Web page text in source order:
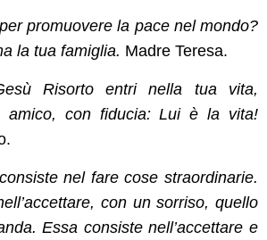
promuovere la pace nel mondo?
la tua famiglia. Madre Teresa.
Risorto entri nella tua vita,
amico, con fiducia: Lui è la vita!
nel fare cose straordinarie.
con un sorriso, quello
Essa consiste nell’accettare e